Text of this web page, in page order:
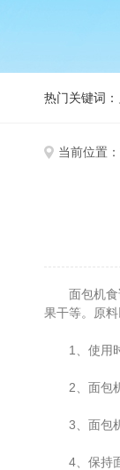
热门关键词：
当前位置：
面包机食谱
果干等。原
1、使用时
2、面包机*
3、面包机
4、保持面